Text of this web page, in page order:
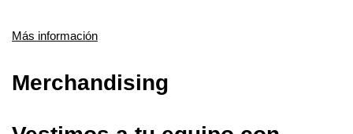
Más información
Merchandising